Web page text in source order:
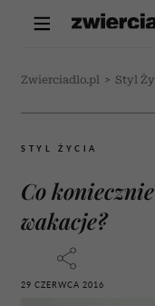
Zwierciadlo.pl > Styl
STYL ŻYCIA
Co
wakacje?
29 CZERWCA 2016